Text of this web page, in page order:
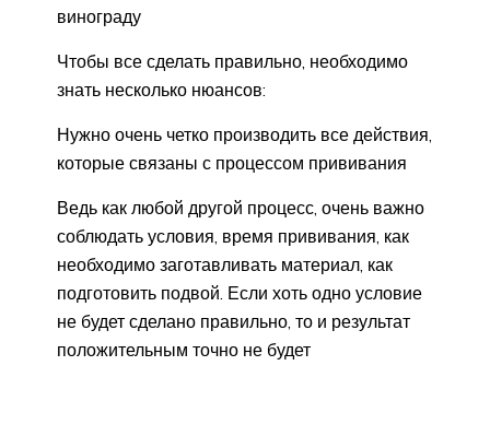
винограду
Чтобы все сделать правильно, необходимо
знать несколько нюансов:
Нужно очень четко производить все действия,
которые связаны с процессом прививания
Ведь как любой другой процесс, очень важно
соблюдать условия, время прививания, как
необходимо заготавливать материал, как
подготовить подвой. Если хоть одно условие
не будет сделано правильно, то и результат
положительным точно не будет